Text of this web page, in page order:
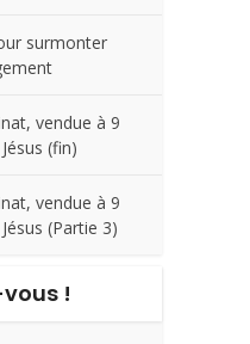
surmonter
vendue à 9
(fin)
vendue à 9
(Partie 3)
!